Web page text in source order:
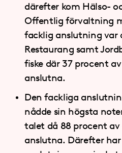
därefter kom Hälso-
Offentlig förvaltning
facklig anslutning var
Restaurang samt
fiske där 37 procent
anslutna.
Den fackliga
nådde sin högsta
talet då 88 procent
anslutna. Därefter